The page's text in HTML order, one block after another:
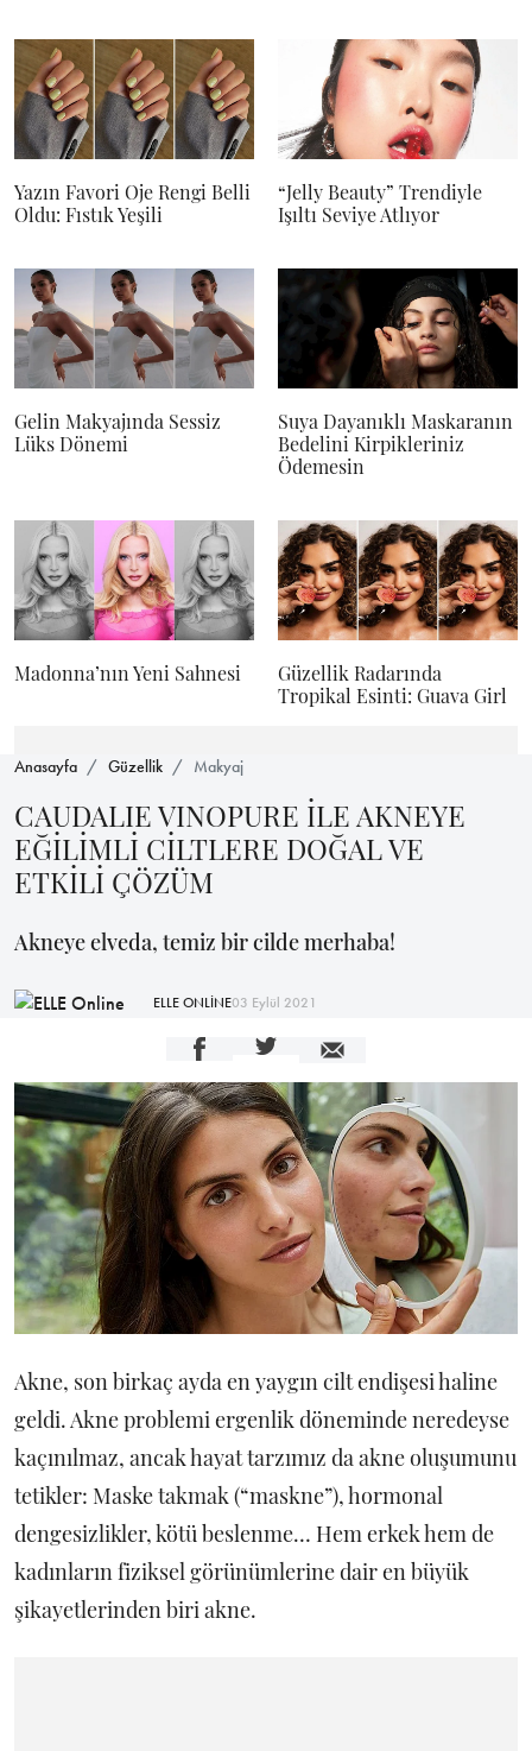
Yazın Favori Oje Rengi Belli
Oldu: Fıstık Yeşili
“Jelly Beauty” Trendiyle
Işıltı Seviye Atlıyor
Gelin Makyajında Sessiz
Lüks Dönemi
Suya Dayanıklı Maskaranın
Bedelini Kirpikleriniz
Ödemesin
Madonna’nın Yeni Sahnesi
Güzellik Radarında
Tropikal Esinti: Guava Girl
Anasayfa Güzellik Makyaj
CAUDALIE VINOPURE İLE AKNEYE
EĞİLİMLİ CİLTLERE DOĞAL VE
ETKİLİ ÇÖZÜM
Akneye elveda, temiz bir cilde merhaba!
ELLE ONLİNE03 Eylül 2021
Akne, son birkaç ayda en yaygın cilt endişesi haline
geldi. Akne problemi ergenlik döneminde neredeyse
kaçınılmaz, ancak hayat tarzımız da akne oluşumunu
tetikler: Maske takmak (“maskne”), hormonal
dengesizlikler, kötü beslenme… Hem erkek hem de
kadınların fiziksel görünümlerine dair en büyük
şikayetlerinden biri akne.